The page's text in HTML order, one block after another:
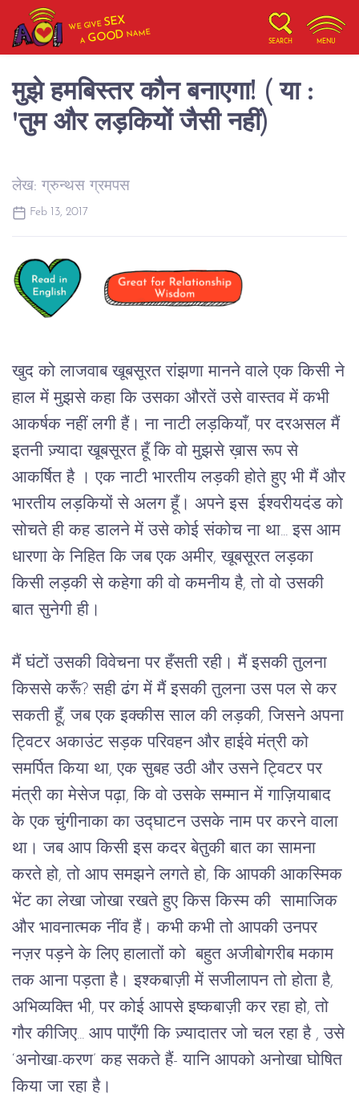
WE GIVESEX
AGOOD NAME
SEARCH MENU
मुझे हमबिस्तर कौन बनाएगा! ( या :
'तुम और लड़कियों जैसी नहीं)
लेख: ग्रुन्थस ग्रमपस
Feb 13, 2017
खुद को लाजवाब खूबसूरत रांझणा मानने वाले एक किसी ने
हाल में मुझसे कहा कि उसका औरतें उसे वास्तव में कभी
आकर्षक नहीं लगी हैं। ना नाटी लड़कियाँ, पर दरअसल मैं
इतनी ज़्यादा खूबसूरत हूँ कि वो मुझसे ख़ास रूप से
आकर्षित है । एक नाटी भारतीय लड़की होते हुए भी मैं और
भारतीय लड़कियों से अलग हूँ। अपने इस ईश्वरीयदंड को
सोचते ही कह डालने में उसे कोई संकोच ना था... इस आम
धारणा के निहित कि जब एक अमीर, खूबसूरत लड़का
किसी लड़की से कहेगा की वो कमनीय है, तो वो उसकी
बात सुनेगी ही।
मैं घंटों उसकी विवेचना पर हँसती रही। मैं इसकी तुलना
किससे करूँ? सही ढंग में मैं इसकी तुलना उस पल से कर
सकती हूँ, जब एक इक्कीस साल की लड़की, जिसने अपना
ट्विटर अकाउंट सड़क परिवहन और हाईवे मंत्री को
समर्पित किया था, एक सुबह उठी और उसने ट्विटर पर
मंत्री का मेसेज पढ़ा, कि वो उसके सम्मान में गाज़ियाबाद
के एक चुंगीनाका का उद्घाटन उसके नाम पर करने वाला
था। जब आप किसी इस कदर बेतुकी बात का सामना
करते हो, तो आप समझने लगते हो, कि आपकी आकस्मिक
भेंट का लेखा जोखा रखते हुए किस किस्म की सामाजिक
और भावनात्मक नींव हैं। कभी कभी तो आपकी उनपर
नज़र पड़ने के लिए हालातों को बहुत अजीबोगरीब मकाम
तक आना पड़ता है। इश्कबाज़ी में सजीलापन तो होता है,
अभिव्यक्ति भी, पर कोई आपसे इष्कबाज़ी कर रहा हो, तो
गौर कीजिए... आप पाएँगी कि ज़्यादातर जो चल रहा है , उसे
‘अनोखा-करण’ कह सकते हैं- यानि आपको अनोखा घोषित
किया जा रहा है।